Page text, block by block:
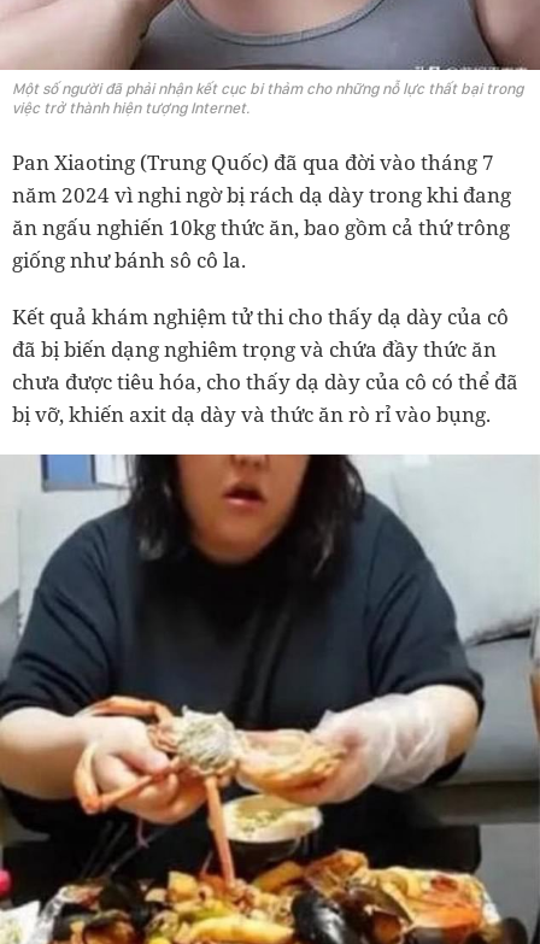
Một số người đã phải nhận kết cục bi thảm cho những nỗ lực thất bại trong
việc trở thành hiện tượng Internet.
Pan Xiaoting (Trung Quốc) đã qua đời vào tháng 7
năm 2024 vì nghi ngờ bị rách dạ dày trong khi đang
ăn ngấu nghiến 10kg thức ăn, bao gồm cả thứ trông
giống như bánh sô cô la.
Kết quả khám nghiệm tử thi cho thấy dạ dày của cô
đã bị biến dạng nghiêm trọng và chứa đầy thức ăn
chưa được tiêu hóa, cho thấy dạ dày của cô có thể đã
bị vỡ, khiến axit dạ dày và thức ăn rò rỉ vào bụng.